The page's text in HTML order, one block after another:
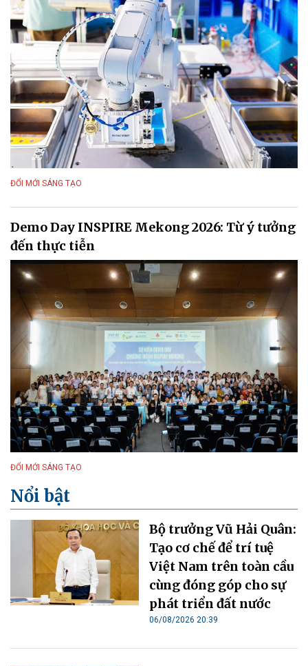
ĐỔI MỚI SÁNG TẠO
Demo Day INSPIRE Mekong 2026: Từ ý tưởng
đến thực tiễn
ĐỔI MỚI SÁNG TẠO
Nổi bật
Bộ trưởng Vũ Hải Quân:
Tạo cơ chế để trí tuệ
Việt Nam trên toàn cầu
cùng đóng góp cho sự
phát triển đất nước
06/08/2026 20:39